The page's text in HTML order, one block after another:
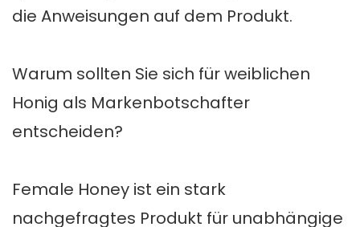
die Anweisungen auf dem Produkt.
Warum sollten Sie sich für weiblichen
Honig als Markenbotschafter
entscheiden?
Female Honey ist ein stark
nachgefragtes Produkt für unabhängige